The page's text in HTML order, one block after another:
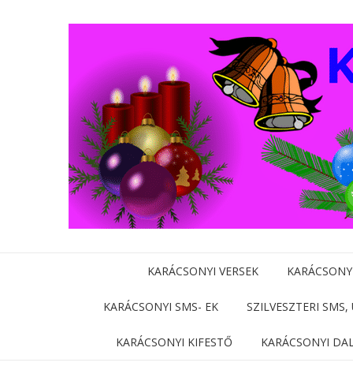
KARÁCSONYI VERSEK
KARÁCSONYI SMS- EK SZILVESZTERI SMS,
KARÁCSONYI KIFESTŐ KARÁCSONYI